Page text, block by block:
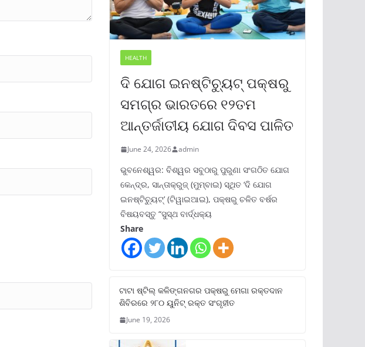
HEALTH
ଦି ଯୋଗ ଇନଷ୍ଟିଚ୍ୟୁଟ୍ ପକ୍ଷରୁ
ସମଗ୍ର ଭାରତରେ ୧୨ତମ
ଆନ୍ତର୍ଜାତୀୟ ଯୋଗ ଦିବସ ପାଳିତ
June 24, 2026 admin
ଭୁବନେଶ୍ୱର: ବିଶ୍ୱର ସବୁଠାରୁ ପୁରୁଣା ସଂଗଠିତ ଯୋଗ
କେନ୍ଦ୍ର, ସାନ୍ତାକ୍ରୁଜ୍ (ମୁମ୍ବାଇ) ସ୍ଥିତ ‘ଦି ଯୋଗ
ଇନଷ୍ଟିଚ୍ୟୁଟ୍‌’ (ଟିୱାଇଆଇ), ପକ୍ଷରୁ ଚଳିତ ବର୍ଷର
ବିଷୟବସ୍ତୁ “ସୁସ୍ଥ ବାର୍ଦ୍ଧକ୍ୟ
Share
ଟାଟା ଷ୍ଟିଲ୍‌ କଳିଙ୍ଗନଗର ପକ୍ଷରୁ ମେଗା ରକ୍ତଦାନ
ଶିବିରରେ ୨୮୦ ୟୁନିଟ୍‌ ରକ୍ତ ସଂଗୃହୀତ
June 19, 2026